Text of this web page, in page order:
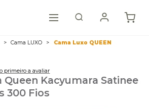
Cama LUXO Cama Luxo QUEEN
primeiro a avaliar
Queen Kacyumara Satinee
300 Fios